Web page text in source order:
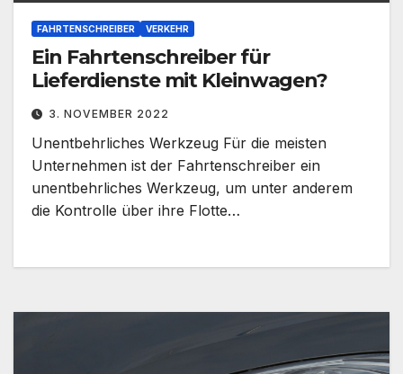
FAHRTENSCHREIBER VERKEHR
Ein Fahrtenschreiber für
Lieferdienste mit Kleinwagen?
3. NOVEMBER 2022
Unentbehrliches Werkzeug Für die meisten
Unternehmen ist der Fahrtenschreiber ein
unentbehrliches Werkzeug, um unter anderem
die Kontrolle über ihre Flotte…